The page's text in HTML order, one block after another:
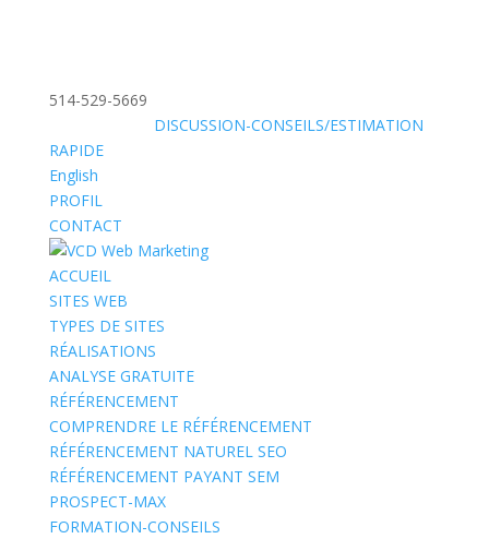
514-529-5669
DISCUSSION-CONSEILS/ESTIMATION
RAPIDE
English
PROFIL
CONTACT
ACCUEIL
SITES WEB
TYPES DE SITES
RÉALISATIONS
ANALYSE GRATUITE
RÉFÉRENCEMENT
COMPRENDRE LE RÉFÉRENCEMENT
RÉFÉRENCEMENT NATUREL SEO
RÉFÉRENCEMENT PAYANT SEM
PROSPECT-MAX
FORMATION-CONSEILS